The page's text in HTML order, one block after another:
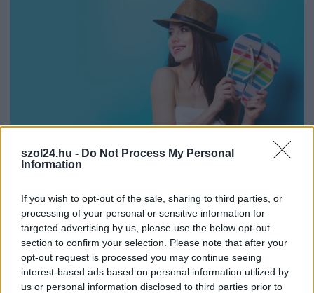
szol24.hu - Do Not Process My Personal
Information
If you wish to opt-out of the sale, sharing to third parties, or
processing of your personal or sensitive information for
targeted advertising by us, please use the below opt-out
section to confirm your selection. Please note that after your
opt-out request is processed you may continue seeing
interest-based ads based on personal information utilized by
us or personal information disclosed to third parties prior to
2026.08.03. Támogatott Tartalom
Nyári papucs – a szabadság és a kényelem érzése a
forró napokon
Amikor a hőmérő higanyszála egyre feljebb kúszik, a
lábadnak is szüksége van a jól megérdemelt felfrissülésre...
Egyéb